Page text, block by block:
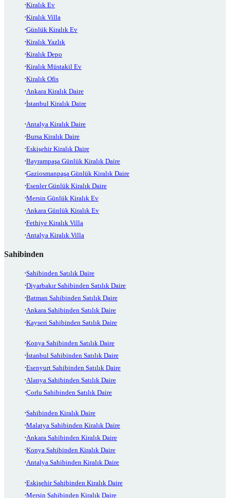
Kiralık Ev
Kiralık Villa
Günlük Kiralık Ev
Kiralık Yazlık
Kiralık Depo
Kiralık Müstakil Ev
Kiralık Ofis
Ankara Kiralık Daire
İstanbul Kiralık Daire
Antalya Kiralık Daire
Bursa Kiralık Daire
Eskişehir Kiralık Daire
Bayrampaşa Günlük Kiralık Daire
Gaziosmanpaşa Günlük Kiralık Daire
Esenler Günlük Kiralık Daire
Mersin Günlük Kiralık Ev
Ankara Günlük Kiralık Ev
Fethiye Kiralık Villa
Antalya Kiralık Villa
Sahibinden
Sahibinden Satılık Daire
Diyarbakır Sahibinden Satılık Daire
Batman Sahibinden Satılık Daire
Ankara Sahibinden Satılık Daire
Kayseri Sahibinden Satılık Daire
Konya Sahibinden Satılık Daire
İstanbul Sahibinden Satılık Daire
Esenyurt Sahibinden Satılık Daire
Alanya Sahibinden Satılık Daire
Çorlu Sahibinden Satılık Daire
Sahibinden Kiralık Daire
Malatya Sahibinden Kiralık Daire
Ankara Sahibinden Kiralık Daire
Konya Sahibinden Kiralık Daire
Antalya Sahibinden Kiralık Daire
Eskişehir Sahibinden Kiralık Daire
Mersin Sahibinden Kiralık Daire